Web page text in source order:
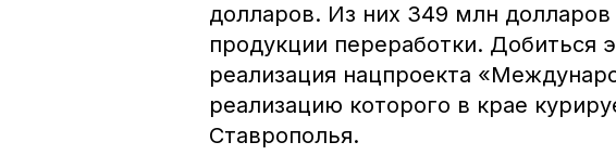
долларов. Из них 349 млн
продукции переработки. Добиться
реализация нацпроекта
реализацию которого в крае
Ставрополья.